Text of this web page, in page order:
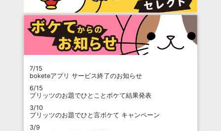
7/15
boketeアプリ サービス終了のお知らせ
6/15
プリッツのお題でひとことボケて結果発表
3/10
プリッツのお題でひと言ボケて キャンペーン
3/9